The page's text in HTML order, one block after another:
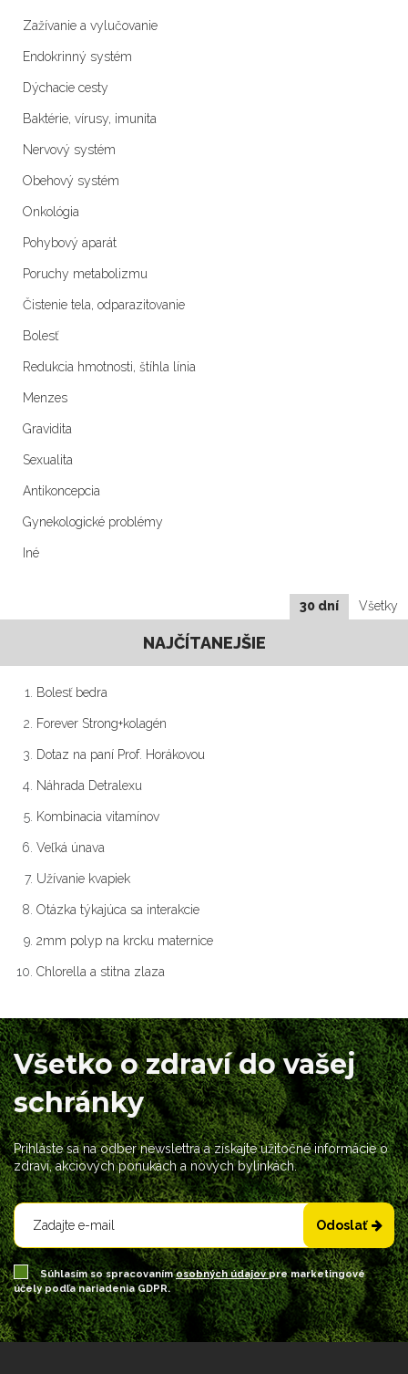
Zažívanie a vylučovanie
Endokrinný systém
Dýchacie cesty
Baktérie, vírusy, imunita
Nervový systém
Obehový systém
Onkológia
Pohybový aparát
Poruchy metabolizmu
Čistenie tela, odparazitovanie
Bolesť
Redukcia hmotnosti, štíhla línia
Menzes
Gravidita
Sexualita
Antikoncepcia
Gynekologické problémy
Iné
30 dní Všetky
NAJČÍTANEJŠIE
Bolesť bedra
Forever Strong+kolagén
Dotaz na paní Prof. Horákovou
Náhrada Detralexu
Kombinacia vitamínov
Veľká únava
Užívanie kvapiek
Otázka týkajúca sa interakcie
2mm polyp na krcku maternice
Chlorella a stitna zlaza
Všetko o zdraví do vašej
schránky
Prihláste sa na odber newslettra a získajte užitočné informácie o
zdraví, akciových ponukách a nových bylinkách.
Odoslať
Súhlasím so spracovanímosobných údajovpre marketingové
účely podľa nariadenia GDPR.